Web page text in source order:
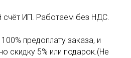
счёт ИП. Работаем без НДС.
предоплату заказа, и
скидку 5% или подарок.(Не